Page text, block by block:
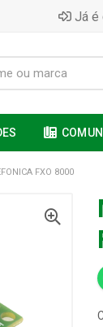
Já é
FXO 8000